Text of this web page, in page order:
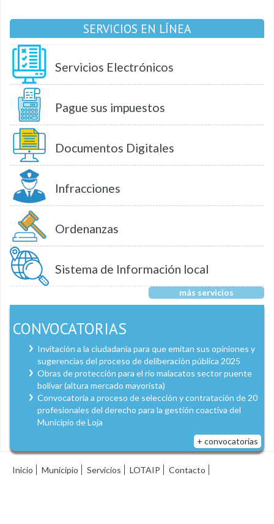
SERVICIOS EN LÍNEA
Servicios Electrónicos
Pague sus impuestos
Documentos Digitales
Infracciones
Ordenanzas
Sistema de Información local
más servicios
CONVOCATORIAS
Invitación a la ciudadanía para que emitan sus opiniones y
sugerencias del proceso de deliberación pública 2025
Obras de protección para el río malacatos sector puente
bolívar (altura mercado mayorista)
Convocatoria a proceso de selección y contratación de 20
profesionales del derecho para la gestión coactiva del
Municipio de Loja
+ convocatorias
Inicio Municipio Servicios LOTAIP Contacto